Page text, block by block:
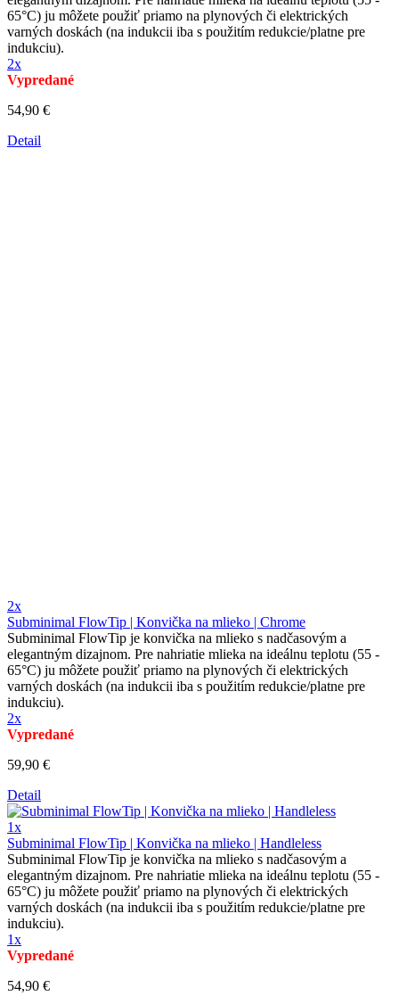
65°C) ju môžete použiť priamo na plynových či elektrických
varných doskách (na indukcii iba s použitím redukcie/platne pre
indukciu).
2x
Vypredané
54,90 €
Detail
2x
Subminimal FlowTip | Konvička na mlieko | Chrome
Subminimal FlowTip je konvička na mlieko s nadčasovým a
elegantným dizajnom. Pre nahriatie mlieka na ideálnu teplotu (55 -
65°C) ju môžete použiť priamo na plynových či elektrických
varných doskách (na indukcii iba s použitím redukcie/platne pre
indukciu).
2x
Vypredané
59,90 €
Detail
1x
Subminimal FlowTip | Konvička na mlieko | Handleless
Subminimal FlowTip je konvička na mlieko s nadčasovým a
elegantným dizajnom. Pre nahriatie mlieka na ideálnu teplotu (55 -
65°C) ju môžete použiť priamo na plynových či elektrických
varných doskách (na indukcii iba s použitím redukcie/platne pre
indukciu).
1x
Vypredané
54,90 €